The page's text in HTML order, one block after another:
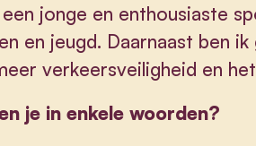
een jonge en enthousiaste
en jeugd. Daarnaast ben
verkeersveiligheid en
je in enkele woorden?